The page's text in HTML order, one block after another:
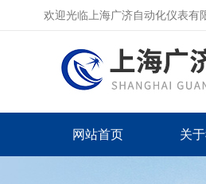
欢迎光临上海广济自动化仪表有
网站首页 关